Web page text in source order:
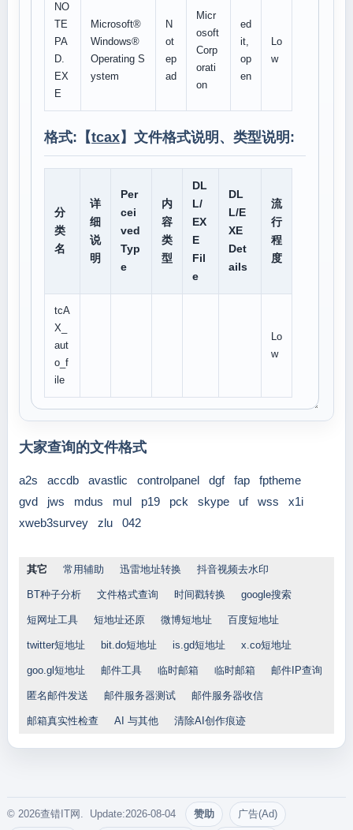
NO
TE
PA
D.
EX
E
Microsoft®
Windows®
Operating S
ystem
N
ot
ep
ad
Micr
osoft
Corp
orati
on
ed
it,
op
en
Lo
w
格式:【tcax】文件格式说明、类型说明:
分
类
名
详
细
说
明
Per
cei
ved
Typ
e
内
容
类
型
DL
L/
EX
E
Fil
e
DL
L/E
XE
Det
ails
流
行
程
度
tcA
X_
aut
o_f
ile
Lo
w
大家查询的文件格式
a2s accdb avastlic controlpanel dgf fap
fptheme
gvd
jws mdus mul p19 pck skype uf wss
x1i
xweb3survey
zlu 042
其它 常用辅助 迅雷地址转换 抖音视频去水印
BT种子分析 文件格式查询 时间戳转换 google搜索
短网址工具 短地址还原 微博短地址 百度短地址
twitter短地址 bit.do短地址 is.gd短地址 x.co短地址
goo.gl短地址 邮件工具 临时邮箱 临时邮箱 邮件IP查询
匿名邮件发送 邮件服务器测试 邮件服务器收信
邮箱真实性检查 AI 与其他 清除AI创作痕迹
© 2026查错IT网. Update:2026-08-04 赞助 广告(Ad)